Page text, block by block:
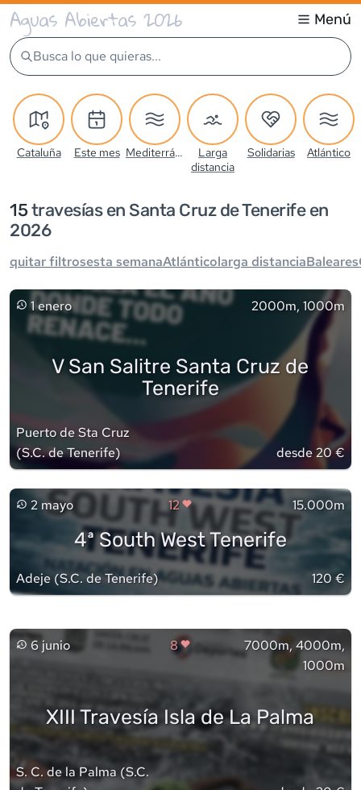
Aguas Abiertas 2026 Menú
Busca lo que quieras...
Cataluña Este mes Mediterráneo
Larga
distancia
Solidarias Atlántico
15travesías en Santa Cruz de Tenerife en
2026
quitar filtrosesta semanaAtlánticolarga distanciaBaleares
1 enero 2000m, 1000m
V San Salitre Santa Cruz de
Tenerife
Puerto de Sta Cruz
(S.C. de Tenerife) desde 20 €
2 mayo 12 15.000m
4ª South West Tenerife
Adeje (S.C. de Tenerife) 120 €
6 junio 8
7000m, 4000m,
1000m
XIII Travesía Isla de La Palma
S. C. de la Palma (S.C.